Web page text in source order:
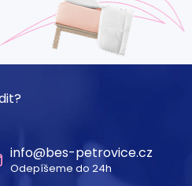
info@bes-petrovice.cz
Odepíšeme do 24h